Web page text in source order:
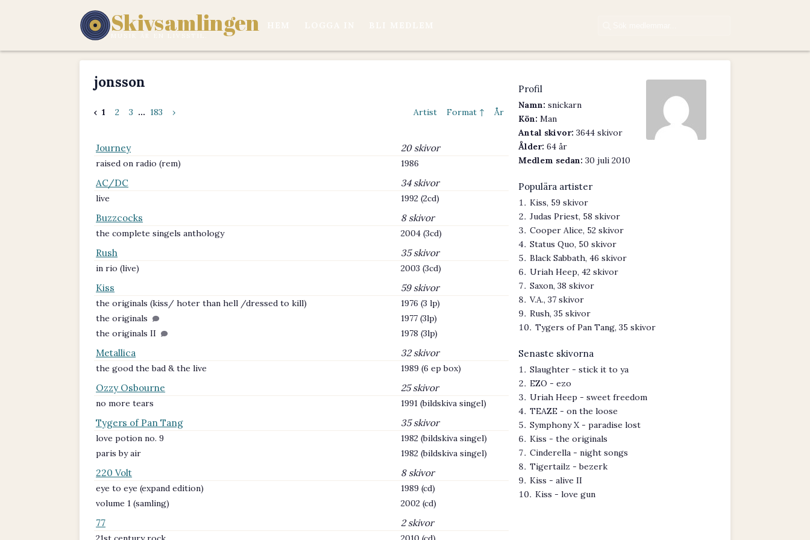
Skivsamlingen
jonsson
‹ 1 2 3 ... 183 › Artist Format ↑ År
Journey 20 skivor
raised on radio (rem) 1986
AC/DC 34 skivor
live 1992 (2cd)
Buzzcocks 8 skivor
the complete singels anthology 2004 (3cd)
Rush 35 skivor
in rio (live) 2003 (3cd)
Kiss 59 skivor
the originals (kiss/ hoter than hell /dressed to kill)
1976 (3 lp)
the originals
1977 (3lp)
the originals II
1978 (3lp)
Metallica 32 skivor
the good the bad & the live 1989 (6 ep box)
Ozzy Osbourne 25 skivor
no more tears 1991 (bildskiva singel)
Tygers of Pan Tang 35 skivor
love potion no. 9
1982 (bildskiva singel)
paris by air
1982 (bildskiva singel)
220 Volt 8 skivor
eye to eye (expand edition)
1989 (cd)
volume 1 (samling)
2002 (cd)
77 2 skivor
Profil
Namn: snickarn
Kön: Man
Antal skivor: 3644 skivor
Ålder: 64 år
Medlem sedan: 30 juli 2010
Populära artister
Kiss, 59 skivor
Judas Priest, 58 skivor
Cooper Alice, 52 skivor
Status Quo, 50 skivor
Black Sabbath, 46 skivor
Uriah Heep, 42 skivor
Saxon, 38 skivor
V.A., 37 skivor
Rush, 35 skivor
Tygers of Pan Tang, 35 skivor
Senaste skivorna
Slaughter - stick it to ya
EZO - ezo
Uriah Heep - sweet freedom
TEAZE - on the loose
Symphony X - paradise lost
Kiss - the originals
Cinderella - night songs
Tigertailz - bezerk
Kiss - alive II
Kiss - love gun